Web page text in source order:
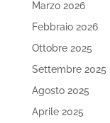
Marzo 2026
Febbraio 2026
Ottobre 2025
Settembre 2025
Agosto 2025
Aprile 2025